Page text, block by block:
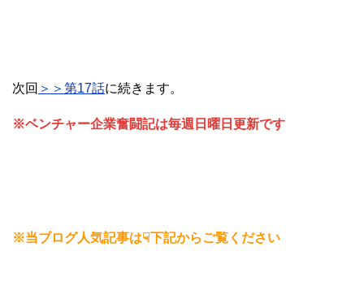
次回 ＞＞第17話に続きます。
※ベンチャー企業奮闘記は毎週日曜日更新です
※当ブログ人気記事は☟下記からご覧ください